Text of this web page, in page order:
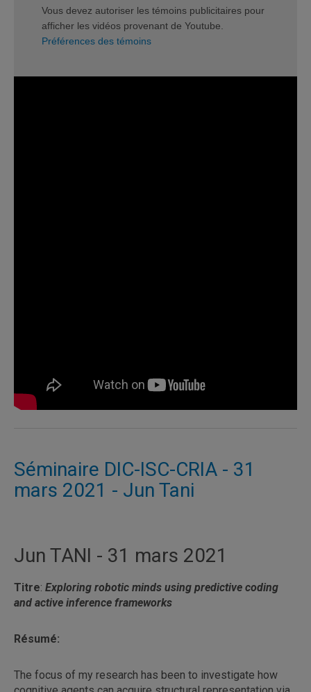
Vous devez autoriser les témoins publicitaires pour
afficher les vidéos provenant de Youtube.
Préférences des témoins
Séminaire DIC-ISC-CRIA - 31
mars 2021 - Jun Tani
Jun TANI - 31 mars 2021
Titre: Exploring robotic minds using predictive coding
and active inference frameworks
Résumé:
The focus of my research has been to investigate how